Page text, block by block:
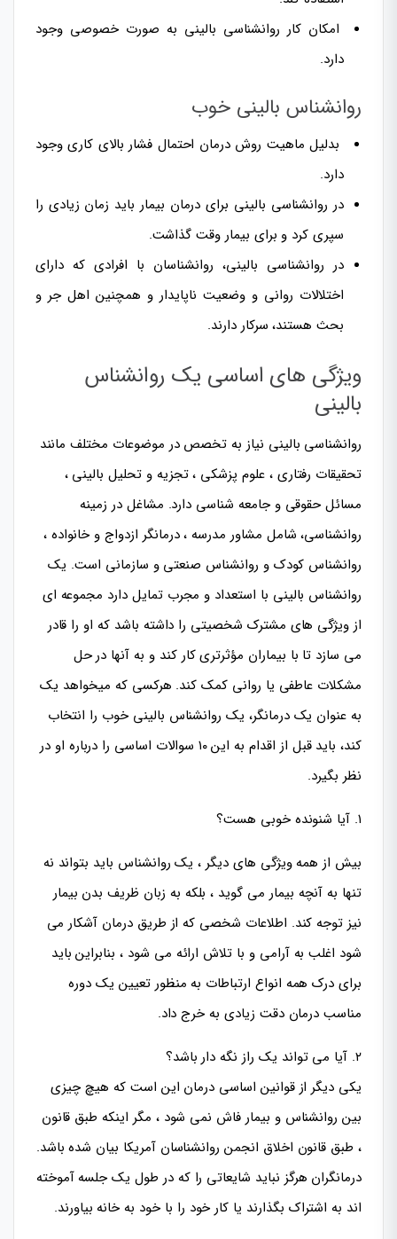
امکان کار روانشناسی بالینی به صورت خصوصی وجود
دارد.
روانشناس بالینی خوب
بدلیل ماهیت روش درمان احتمال فشار بالای کاری وجود
دارد.
در روانشناسی بالینی برای درمان بیمار باید زمان زیادی را
سپری کرد و برای بیمار وقت گذاشت.
در روانشناسی بالینی، روانشناسان با افرادی که دارای
اختلالات روانی و وضعیت ناپایدار و همچنین اهل جر و
بحث هستند، سرکار دارند.
ویژگی های اساسی یک روانشناس
بالینی
روانشناسی بالینی نیاز به تخصص در موضوعات مختلف مانند
تحقیقات رفتاری ، علوم پزشکی ، تجزیه و تحلیل بالینی ،
مسائل حقوقی و جامعه شناسی دارد. مشاغل در زمینه
روانشناسی، شامل مشاور مدرسه ، درمانگر ازدواج و خانواده ،
روانشناس کودک و روانشناس صنعتی و سازمانی است. یک
روانشناس بالینی با استعداد و مجرب تمایل دارد مجموعه ای
از ویژگی های مشترک شخصیتی را داشته باشد که او را قادر
می سازد تا با بیماران مؤثرتری کار کند و به آنها در حل
مشکلات عاطفی یا روانی کمک کند. هرکسی که میخواهد یک
به عنوان یک درمانگر، یک روانشناس بالینی خوب را انتخاب
کند، باید قبل از اقدام به این ۱۰ سوالات اساسی را درباره او در
نظر بگیرد.
۱. آیا شنونده خوبی هست؟
بیش از همه ویژگی های دیگر ، یک روانشناس باید بتواند نه
تنها به آنچه بیمار می گوید ، بلکه به زبان ظریف بدن بیمار
نیز توجه کند. اطلاعات شخصی که از طریق درمان آشکار می
شود اغلب به آرامی و با تلاش ارائه می شود ، بنابراین باید
برای درک همه انواع ارتباطات به منظور تعیین یک دوره
مناسب درمان دقت زیادی به خرج داد.
۲. آیا می تواند یک راز نگه دار باشد؟
یکی دیگر از قوانین اساسی درمان این است که هیچ چیزی
بین روانشناس و بیمار فاش نمی شود ، مگر اینکه طبق قانون
، طبق قانون اخلاق انجمن روانشناسان آمریکا بیان شده باشد.
درمانگران هرگز نباید شایعاتی را که در طول یک جلسه آموخته
اند به اشتراک بگذارند یا کار خود را با خود به خانه بیاورند.